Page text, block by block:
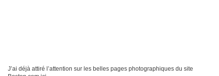
J’ai déjà attiré l’attention sur les belles pages photographiques du site